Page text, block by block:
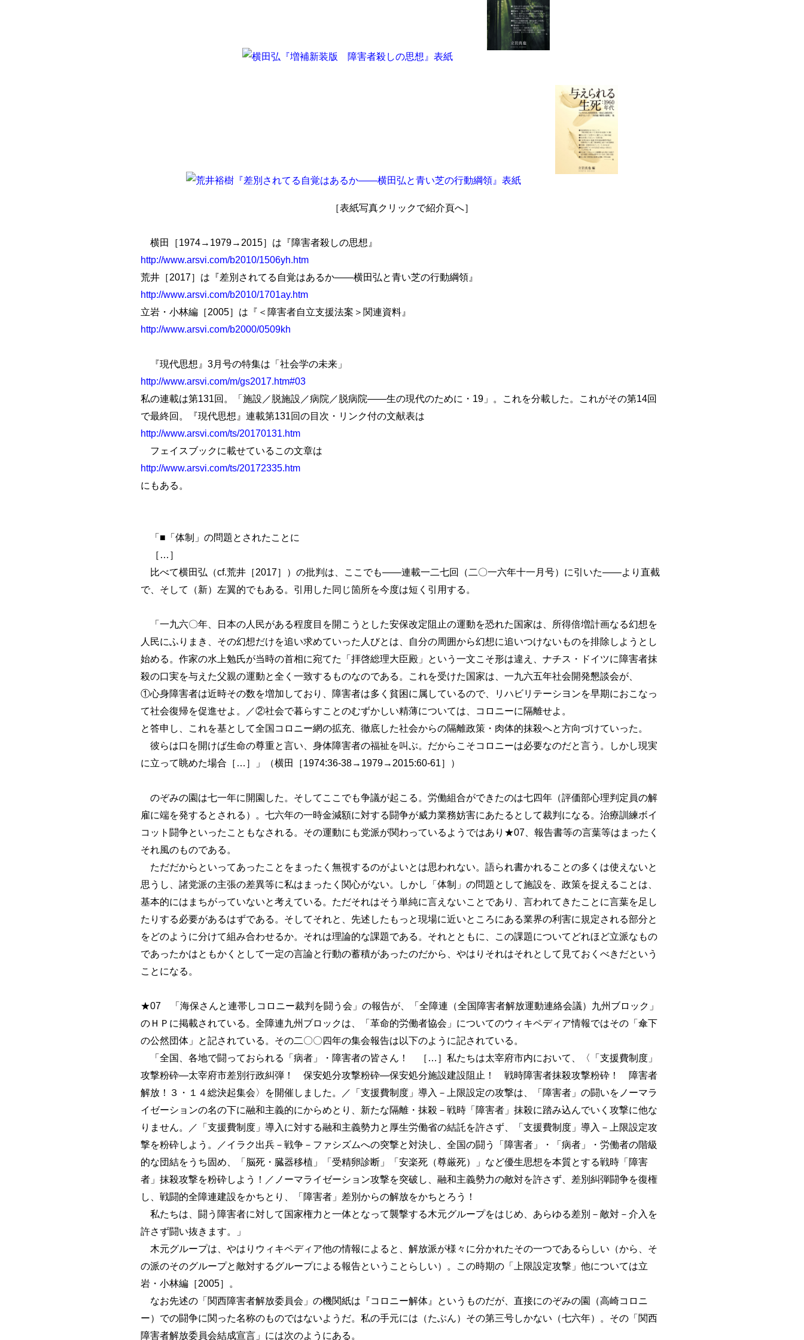
［表紙写真クリックで紹介頁へ］
横田［1974→1979→2015］は『障害者殺しの思想』
http://www.arsvi.com/b2010/1506yh.htm
荒井［2017］は『差別されてる自覚はあるか――横田弘と青い芝の行動綱領』
http://www.arsvi.com/b2010/1701ay.htm
立岩・小林編［2005］は『＜障害者自立支援法案＞関連資料』
http://www.arsvi.com/b2000/0509kh
『現代思想』3月号の特集は「社会学の未来」
http://www.arsvi.com/m/gs2017.htm#03
私の連載は第131回。「施設／脱施設／病院／脱病院――生の現代のために・19」。これを分載した。これがその第14回
で最終回。『現代思想』連載第131回の目次・リンク付の文献表は
http://www.arsvi.com/ts/20170131.htm
フェイスブックに載せているこの文章は
http://www.arsvi.com/ts/20172335.htm
にもある。
「■「体制」の問題とされたことに
［…］
比べて横田弘（cf.荒井［2017］）の批判は、ここでも――連載一二七回（二〇一六年十一月号）に引いた――より直截
で、そして（新）左翼的でもある。引用した同じ箇所を今度は短く引用する。
「一九六〇年、日本の人民がある程度目を開こうとした安保改定阻止の運動を恐れた国家は、所得倍増計画なる幻想を
人民にふりまき、その幻想だけを追い求めていった人びとは、自分の周囲から幻想に追いつけないものを排除しようとし
始める。作家の水上勉氏が当時の首相に宛てた「拝啓総理大臣殿」という一文こそ形は違え、ナチス・ドイツに障害者抹
殺の口実を与えた父親の運動と全く一致するものなのである。これを受けた国家は、一九六五年社会開発懇談会が、
①心身障害者は近時その数を増加しており、障害者は多く貧困に属しているので、リハビリテーシヨンを早期におこなっ
て社会復帰を促進せよ。／②社会で暮らすことのむずかしい精薄については、コロニーに隔離せよ。
と答申し、これを基として全国コロニー網の拡充、徹底した社会からの隔離政策・肉体的抹殺へと方向づけていった。
彼らは口を開けば生命の尊重と言い、身体障害者の福祉を叫ぶ。だからこそコロニーは必要なのだと言う。しかし現実
に立って眺めた場合［…］」（横田［1974:36-38→1979→2015:60-61］）
のぞみの園は七一年に開園した。そしてここでも争議が起こる。労働組合ができたのは七四年（評価部心理判定員の解
雇に端を発するとされる）。七六年の一時金減額に対する闘争が威力業務妨害にあたるとして裁判になる。治療訓練ボイ
コット闘争といったこともなされる。その運動にも党派が関わっているようではあり★07、報告書等の言葉等はまったく
それ風のものである。
ただだからといってあったことをまったく無視するのがよいとは思われない。語られ書かれることの多くは使えないと
思うし、諸党派の主張の差異等に私はまったく関心がない。しかし「体制」の問題として施設を、政策を捉えることは、
基本的にはまちがっていないと考えている。ただそれはそう単純に言えないことであり、言われてきたことに言葉を足し
たりする必要があるはずである。そしてそれと、先述したもっと現場に近いところにある業界の利害に規定される部分と
をどのように分けて組み合わせるか。それは理論的な課題である。それとともに、この課題についてどれほど立派なもの
であったかはともかくとして一定の言論と行動の蓄積があったのだから、やはりそれはそれとして見ておくべきだという
ことになる。
★07 「海保さんと連帯しコロニー裁判を闘う会」の報告が、「全障連（全国障害者解放運動連絡会議）九州ブロック」
のＨＰに掲載されている。全障連九州ブロックは、「革命的労働者協会」についてのウィキペディア情報ではその「傘下
の公然団体」と記されている。その二〇〇四年の集会報告は以下のように記されている。
「全国、各地で闘っておられる「病者」・障害者の皆さん！ ［…］私たちは太宰府市内において、〈「支援費制度」
攻撃粉砕―太宰府市差別行政糾弾！ 保安処分攻撃粉砕―保安処分施設建設阻止！ 戦時障害者抹殺攻撃粉砕！ 障害者
解放！３・１４総決起集会〉を開催しました。／「支援費制度」導入－上限設定の攻撃は、「障害者」の闘いをノーマラ
イゼーションの名の下に融和主義的にからめとり、新たな隔離・抹殺－戦時「障害者」抹殺に踏み込んでいく攻撃に他な
りません。／「支援費制度」導入に対する融和主義勢力と厚生労働省の結託を許さず、「支援費制度」導入－上限設定攻
撃を粉砕しよう。／イラク出兵－戦争－ファシズムへの突撃と対決し、全国の闘う「障害者」・「病者」・労働者の階級
的な団結をうち固め、「脳死・臓器移植」「受精卵診断」「安楽死（尊厳死）」など優生思想を本質とする戦時「障害
者」抹殺攻撃を粉砕しよう！／ノーマライゼーション攻撃を突破し、融和主義勢力の敵対を許さず、差別糾弾闘争を復権
し、戦闘的全障連建設をかちとり、「障害者」差別からの解放をかちとろう！
私たちは、闘う障害者に対して国家権力と一体となって襲撃する木元グループをはじめ、あらゆる差別－敵対－介入を
許さず闘い抜きます。」
木元グループは、やはりウィキペディア他の情報によると、解放派が様々に分かれたその一つであるらしい（から、そ
の派のそのグループと敵対するグループによる報告ということらしい）。この時期の「上限設定攻撃」他については立
岩・小林編［2005］。
なお先述の「関西障害者解放委員会」の機関紙は『コロニー解体』というものだが、直接にのぞみの園（高崎コロニ
ー）での闘争に関った名称のものではないようだ。私の手元には（たぶん）その第三号しかない（七六年）。その「関西
障害者解放委員会結成宣言」には次のようにある。